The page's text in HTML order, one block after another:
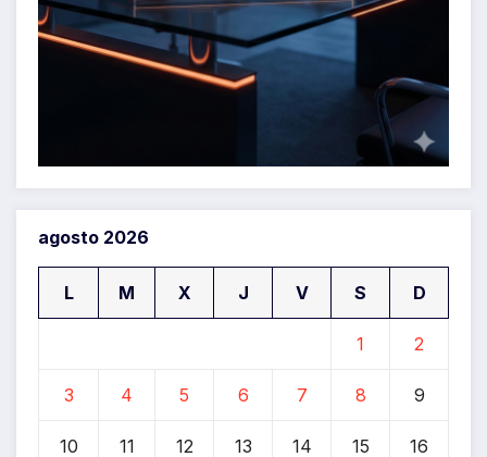
agosto 2026
L M X J V S D
1 2
3 4 5 6 7 8 9
10 11 12 13 14 15 16